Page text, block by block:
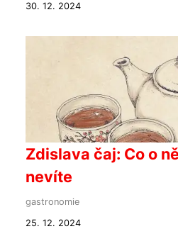
30. 12. 2024
Zdislava čaj: Co o
nevíte
gastronomie
25. 12. 2024